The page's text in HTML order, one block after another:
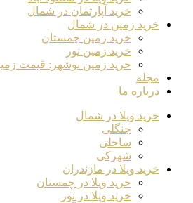
خرید آپارتمان در شمال
خرید زمین در شمال
خرید زمین چمستان
خرید زمین نور
خرید زمین نوشهر: قیمت زمین
مجله
درباره ما
خرید ویلا در شمال
جنگلی
ساحلی
شهرکی
خرید ویلا در مازندران
خرید ویلا در چمستان
خرید ویلا در نور